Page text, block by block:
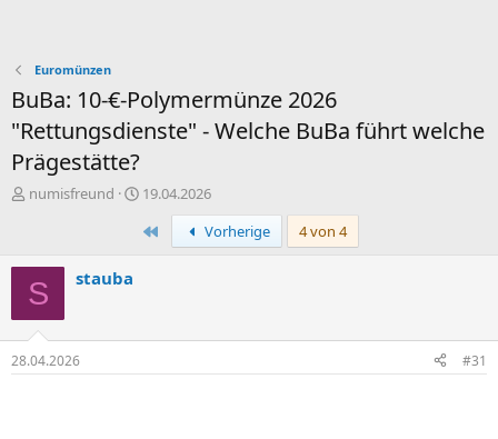
Euromünzen
BuBa: 10-€-Polymermünze 2026
"Rettungsdienste" - Welche BuBa führt welche
Prägestätte?
E
e
l
e
r
numisfreund
E
s
m
19.04.2026
Erste
Vorherige 4 von 4
S stauba
28.04.2026 #31